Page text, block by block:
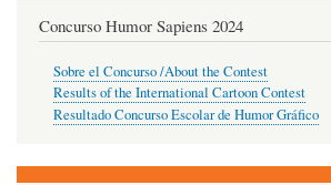
Concurso Humor Sapiens 2024
Sobre el Concurso /About the Contest
Results of the International Cartoon Contest
Resultado Concurso Escolar de Humor Gráfico